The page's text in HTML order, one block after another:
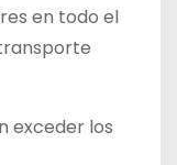
en todo el
exceder los